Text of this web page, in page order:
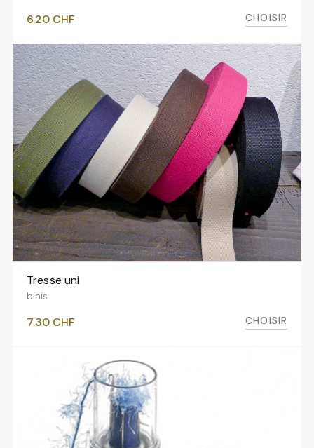
6.20 CHF CHOISIR
Tresse uni
biais
7.30 CHF CHOISIR